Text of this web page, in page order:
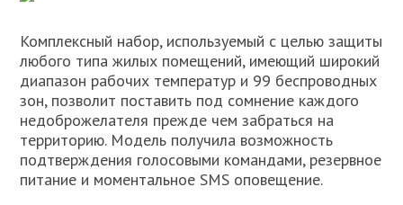
Комплексный набор, используемый с целью защиты
любого типа жилых помещений, имеющий широкий
диапазон рабочих температур и 99 беспроводных
зон, позволит поставить под сомнение каждого
недоброжелателя прежде чем забраться на
территорию. Модель получила возможность
подтверждения голосовыми командами, резервное
питание и моментальное SMS оповещение.